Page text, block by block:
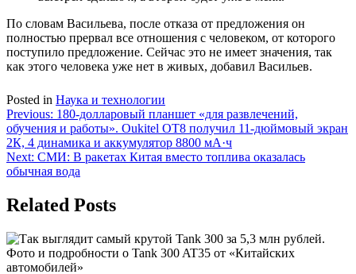
По словам Васильева, после отказа от предложения он
полностью прервал все отношения с человеком, от которого
поступило предложение. Сейчас это не имеет значения, так
как этого человека уже нет в живых, добавил Васильев.
Posted in Наука и технологии
Навигация
по
записям
Previous: 180-долларовый планшет «для развлечений,
обучения и работы». Oukitel OT8 получил 11-дюймовый экран
2К, 4 динамика и аккумулятор 8800 мА·ч
Next: СМИ: В ракетах Китая вместо топлива оказалась
обычная вода
Related Posts